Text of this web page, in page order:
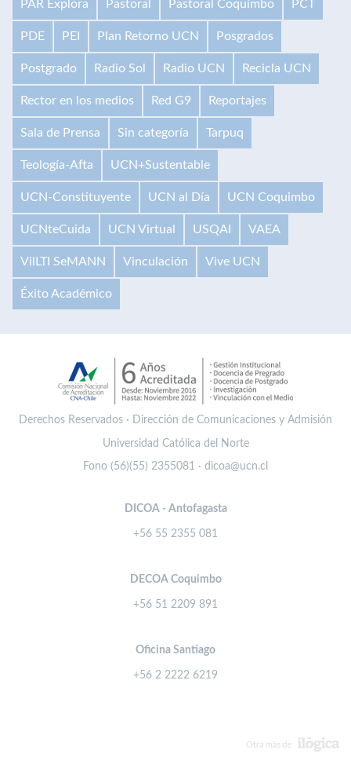
PAR Explora Pastoral Pastoral Coquimbo PCT
PDE PEI Plan Retorno UCN Posgrados
Postgrado Radio Sol Radio UCN Recicla UCN
Rector en los medios Red G9 Reportajes
Sala de Prensa Sin categoría Tarpuq
Teología-Afta UCN+Sustentable
UCN-Constituyente UCN al Día UCN Coquimbo
UCNteCuida UCN Virtual USQAI VAEA
VilLTI SeMANN Vinculación Vive UCN
Éxito Académico
Derechos Reservados · Dirección de Comunicaciones y Admisión
Universidad Católica del Norte
Fono (56)(55) 2355081 · dicoa@ucn.cl
DICOA - Antofagasta
+56 55 2355 081
DECOA Coquimbo
+56 51 2209 891
Oficina Santiago
+56 2 2222 6219